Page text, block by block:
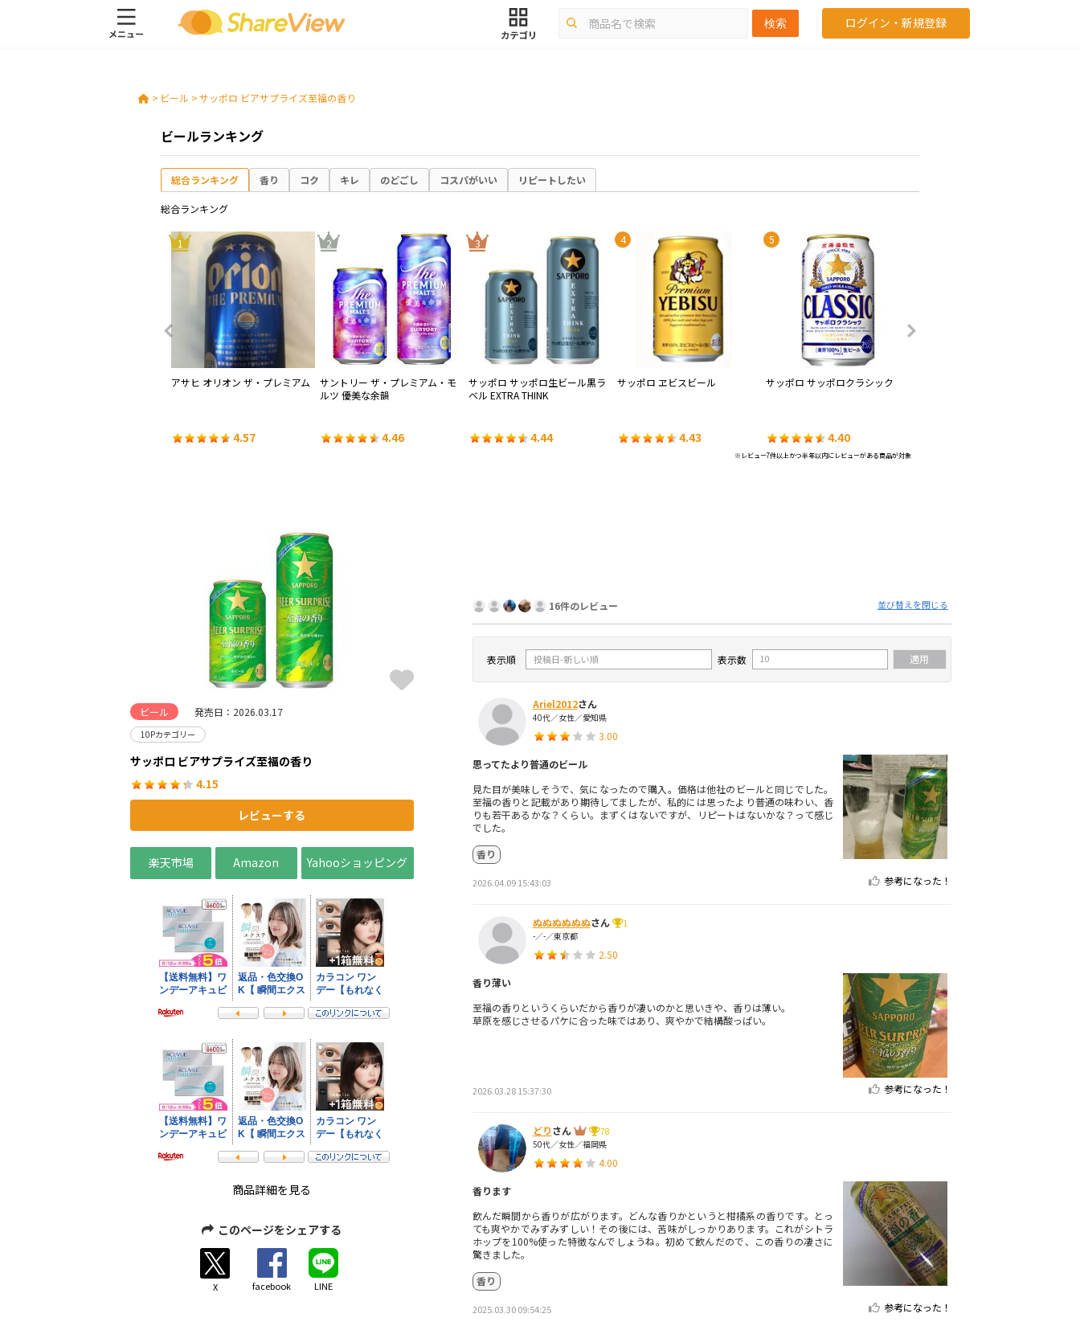
検索 ログイン・新規登録
> ビール >サッポロ ビアサプライズ至福の香り
ビールランキング
総合ランキング 香り コク キレ のどごし コスパがいい リピートしたい
総合ランキング
1
アサヒ オリオン ザ・プレミアム
4.57
2
サントリー ザ・プレミアム・モ
ルツ 優美な余韻
4.46
3
サッポロ サッポロ生ビール黒ラ
ベル EXTRA THINK
4.44
4
サッポロ ヱビスビール
4.43
5
サッポロ サッポロクラシック
4.40
※レビュー7件以上かつ半年以内にレビューがある商品が対象
ビール 発売日：2026.03.17
10Pカテゴリー
サッポロ ビアサプライズ至福の香り
4.15
レビューする
楽天市場 Amazon Yahooショッピング
商品詳細を見る
16件のレビュー 並び替えを閉じる
表示順 表示数
Ariel2012さん
40代／女性／愛知県
3.00
思ってたより普通のビール
見た目が美味しそうで、気になったので購入。価格は他社のビールと同じでした。
至福の香りと記載があり期待してましたが、私的には思ったより普通の味わい、香
りも若干あるかな？くらい。まずくはないですが、リピートはないかな？って感じ
でした。
香り
2026.04.09 15:43:03 参考になった！
ぬぬぬぬぬぬさん
1
-／-／東京都
2.50
香り薄い
至福の香りというくらいだから香りが凄いのかと思いきや、香りは薄い。
草原を感じさせるパケに合った味ではあり、爽やかで結構酸っぱい。
2026.03.28 15:37:30 参考になった！
どりさん
78
50代／女性／福岡県
4.00
香ります
飲んだ瞬間から香りが広がります。どんな香りかというと柑橘系の香りです。とっ
ても爽やかでみずみずしい！その後には、苦味がしっかりあります。これがシトラ
ホップを100%使った特徴なんでしょうね。初めて飲んだので、この香りの凄さに
驚きました。
香り
2025.03.30 09:54:25 参考になった！
このページをシェアする
X facebook LINE